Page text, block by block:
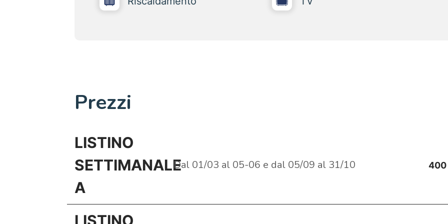
Prezzi
LISTINO
SETTIMANALE
A
Dal 01/03 al 05-06 e dal 05/09 al 31/10 400